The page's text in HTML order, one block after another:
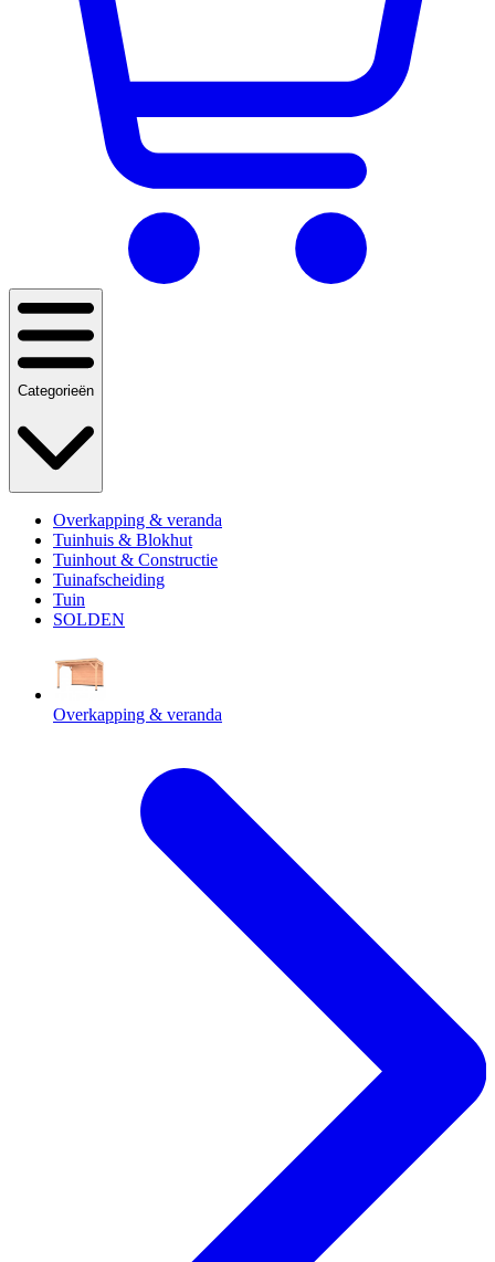
Categorieën
Overkapping & veranda
Tuinhuis & Blokhut
Tuinhout & Constructie
Tuinafscheiding
Tuin
SOLDEN
Overkapping & veranda